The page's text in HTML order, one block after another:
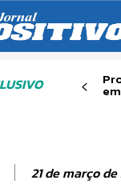
21 de março